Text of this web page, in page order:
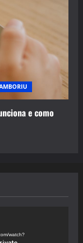
e como
watch?